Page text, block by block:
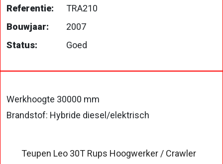
Referentie:
TRA210
Bouwjaar:
2007
Status:
Goed
Werkhoogte 30000 mm
Brandstof: Hybride diesel/elektrisch
Teupen Leo 30T Rups Hoogwerker / Crawler